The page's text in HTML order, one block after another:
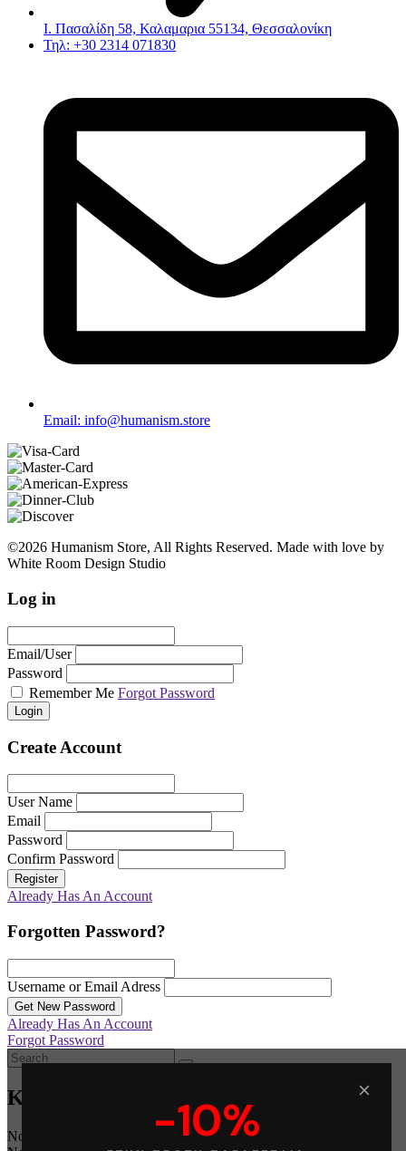
Ι. Πασαλίδη 58, Καλαμαρια 55134, Θεσσαλονίκη
Τηλ: +30 2314 071830
Email: info@humanism.store
©2026 Humanism Store, All Rights Reserved. Made with love by
White Room Design Studio
Log in
Email/User
Password
Remember Me Forgot Password
Login
Create Account
User Name
Email
Password
Confirm Password
Register
Already Has An Account
Forgotten Password?
Username or Email Adress
Get New Password
Already Has An Account
Forgot Password
-10%
Καλάθι
No products in the cart.